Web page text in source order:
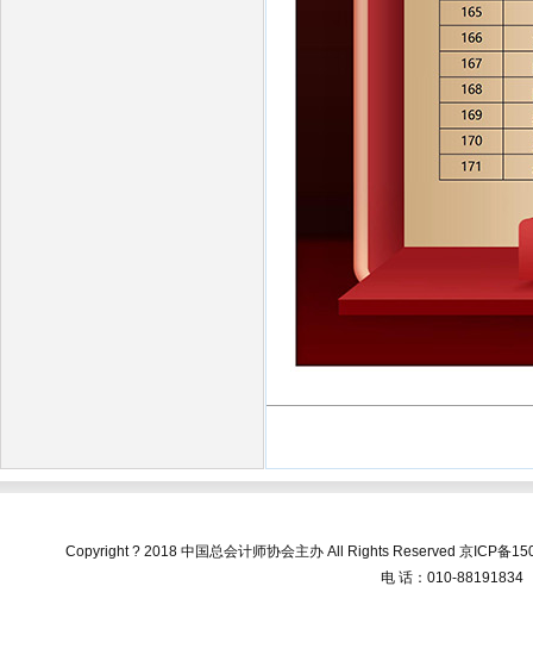
Copyright ? 2018 中国总会计师协会主办 All Rights Reserved京ICP备
电 话：010-88191834